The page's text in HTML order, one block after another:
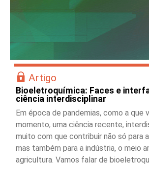
Artigo
Bioeletroquímica: Faces e
ciência interdisciplinar
Em época de pandemias, como a que
momento, uma ciência recente,
muito com que contribuir não só para
mas também para a indústria, o meio
agricultura. Vamos falar de